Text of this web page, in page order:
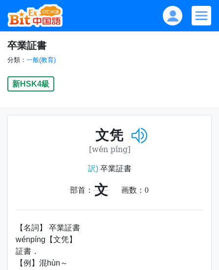
卒業証書
分類： 一般(教育)
新HSK4級
文凭
[wén píng]
訳)卒業証書
部首： 文 画数： 0
【名詞】 卒業証書
wénpíng【文凭】
証書．
【例】混hùn～